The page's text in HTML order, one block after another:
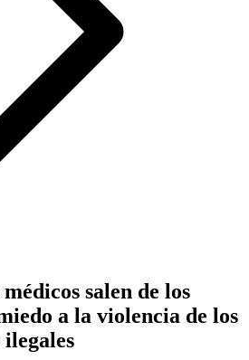
salen de los
a la violencia de los